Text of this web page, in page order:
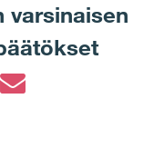
varsinaisen